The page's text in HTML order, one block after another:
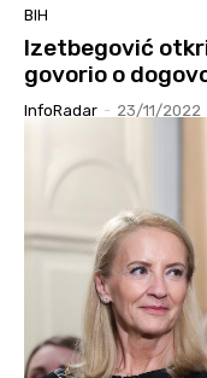
BIH
Izetbegović
govorio o
InfoRadar - 23/11/2022